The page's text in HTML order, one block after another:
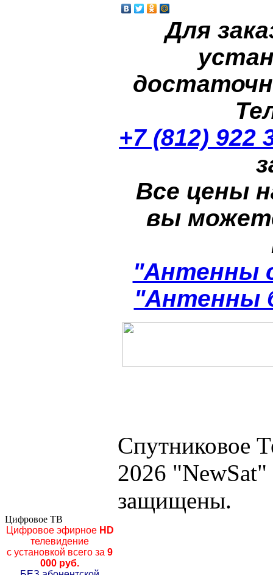
Для
+7 (812) 922
Все цены
вы
"Антенны
"Антенны
Спутниковое
2026
защищены.
Цифровое ТВ
Цифровое эфирноеHD
телевидение
с установкой всего за 9
000 руб.